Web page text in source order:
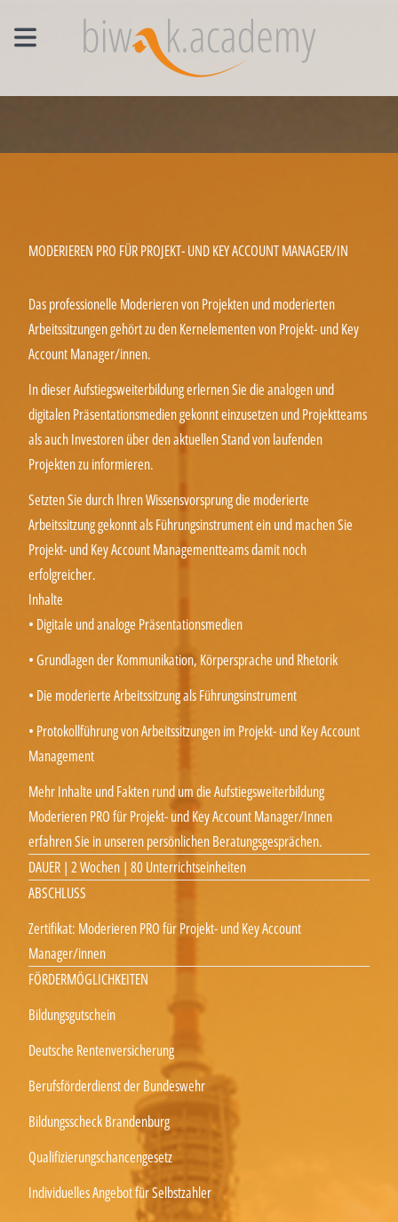
MODERIEREN PRO FÜR PROJEKT- UND KEY ACCOUNT MANAGER/IN
Das professionelle Moderieren von Projekten und moderierten
Arbeitssitzungen gehört zu den Kernelementen von Projekt- und Key
Account Manager/innen.
In dieser Aufstiegsweiterbildung erlernen Sie die analogen und
digitalen Präsentationsmedien gekonnt einzusetzen und Projektteams
als auch Investoren über den aktuellen Stand von laufenden
Projekten zu informieren.
Setzten Sie durch Ihren Wissensvorsprung die moderierte
Arbeitssitzung gekonnt als Führungsinstrument ein und machen Sie
Projekt- und Key Account Managementteams damit noch
erfolgreicher.
Inhalte
• Digitale und analoge Präsentationsmedien
• Grundlagen der Kommunikation, Körpersprache und Rhetorik
• Die moderierte Arbeitssitzung als Führungsinstrument
• Protokollführung von Arbeitssitzungen im Projekt- und Key Account
Management
Mehr Inhalte und Fakten rund um die Aufstiegsweiterbildung
Moderieren PRO für Projekt- und Key Account Manager/Innen
erfahren Sie in unseren persönlichen Beratungsgesprächen.
DAUER | 2 Wochen | 80 Unterrichtseinheiten
ABSCHLUSS
Zertifikat: Moderieren PRO für Projekt- und Key Account
Manager/innen
FÖRDERMÖGLICHKEITEN
Bildungsgutschein
Deutsche Rentenversicherung
Berufsförderdienst der Bundeswehr
Bildungsscheck Brandenburg
Qualifizierungschancengesetz
Individuelles Angebot für Selbstzahler